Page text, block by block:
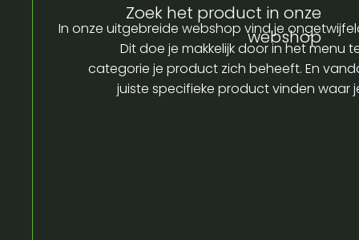
Zoek het product in onze
webshop
In onze uitgebreide webshop vind je
Dit doe je makkelijk door in het menu
categorie je product zich beheeft. En
juiste specifieke product vinden waar